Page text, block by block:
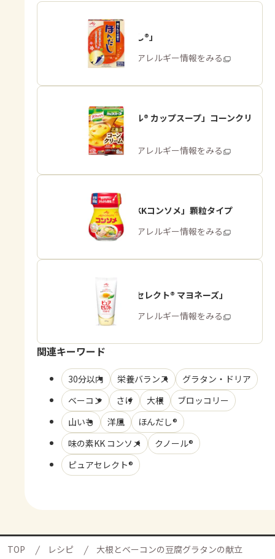
「ほんだし®」
商品・アレルギー情報をみる
「クノール® カップスープ」コーンクリ
ーム
商品・アレルギー情報をみる
「味の素KKコンソメ」顆粒タイプ
商品・アレルギー情報をみる
「ピュアセレクト® マヨネーズ」
商品・アレルギー情報をみる
関連キーワード
30分以内 栄養バランス
グラタン・ドリア
ベーコン
さけ 大根
ブロッコリー
山いも
洋風
ほんだし®
味の素KK コンソメ
クノール®
ピュアセレクト®
TOP レシピ 大根とベーコンの豆腐グラタンの献立